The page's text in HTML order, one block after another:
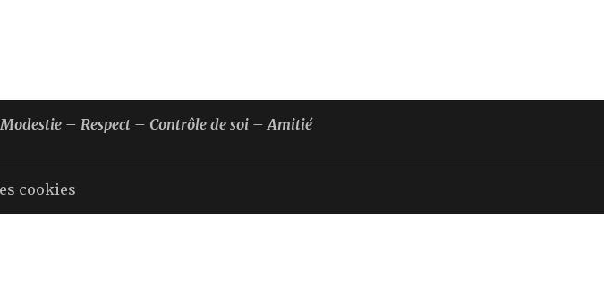
– Respect – Contrôle de soi – Amitié
cookies